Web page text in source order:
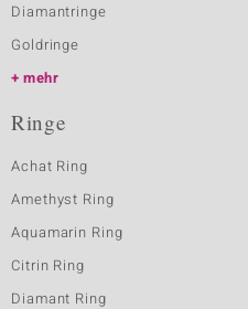
Diamantringe
Goldringe
mehr
Ringe
Achat Ring
Amethyst Ring
Aquamarin Ring
Citrin Ring
Diamant Ring